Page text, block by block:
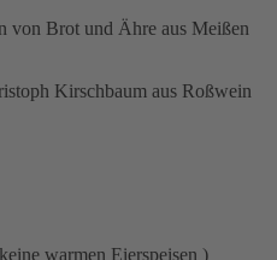
von Brot und Ähre aus Meißen
Kirschbaum aus Roßwein
warmen Eierspeisen )